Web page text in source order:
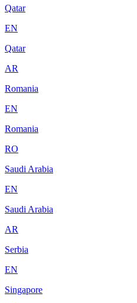
Qatar
EN
Qatar
AR
Romania
EN
Romania
RO
Saudi Arabia
EN
Saudi Arabia
AR
Serbia
EN
Singapore